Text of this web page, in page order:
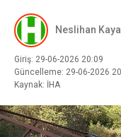
Neslihan Kaya
Giriş: 29-06-2026 20:09
Güncelleme: 29-06-2026
Kaynak: İHA